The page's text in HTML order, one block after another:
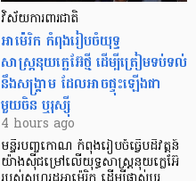
វិស័យការពារជាតិ
អាម៉េរិក កំពុងរៀបចំយុទ្ធ
សាស្ត្រនុយក្លេអ៊ែថ្មី ដើម្បីត្រៀមទប់ទល់
នឹងសង្គ្រាម ដែលអាចផ្ទុះឡើងជា
មួយចិន ឬរុស្ស៊ី
4 hours ago
មន្ទីរបញ្ចកោណ កំពុងរៀបចំធ្វើបដិវត្តន៍
យ៉ាងស៊ីជម្រៅលើយុទ្ធសាស្ត្រនុយក្លេអ៊ែ